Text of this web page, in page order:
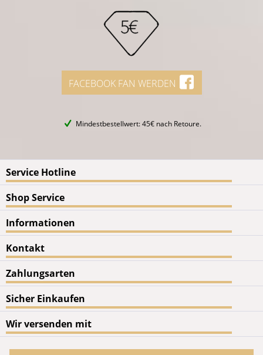
FACEBOOK FAN WERDEN
Mindestbestellwert: 45€ nach Retoure.
Service Hotline
Shop Service
Informationen
Kontakt
Zahlungsarten
Sicher Einkaufen
Wir versenden mit